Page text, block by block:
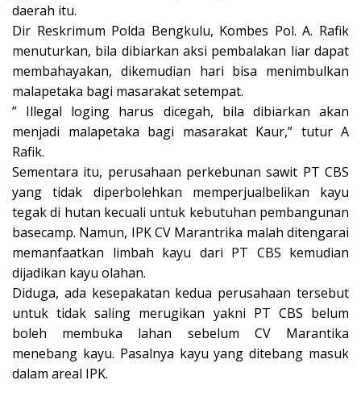
daerah itu.
Dir Reskrimum Polda Bengkulu, Kombes Pol. A. Rafik
menuturkan, bila dibiarkan aksi pembalakan liar dapat
membahayakan, dikemudian hari bisa menimbulkan
malapetaka bagi masarakat setempat.
” Illegal loging harus dicegah, bila dibiarkan akan
menjadi malapetaka bagi masarakat Kaur,” tutur A
Rafik.
Sementara itu, perusahaan perkebunan sawit PT CBS
yang tidak diperbolehkan memperjualbelikan kayu
tegak di hutan kecuali untuk kebutuhan pembangunan
basecamp. Namun, IPK CV Marantrika malah ditengarai
memanfaatkan limbah kayu dari PT CBS kemudian
dijadikan kayu olahan.
Diduga, ada kesepakatan kedua perusahaan tersebut
untuk tidak saling merugikan yakni PT CBS belum
boleh membuka lahan sebelum CV Marantika
menebang kayu. Pasalnya kayu yang ditebang masuk
dalam areal IPK.